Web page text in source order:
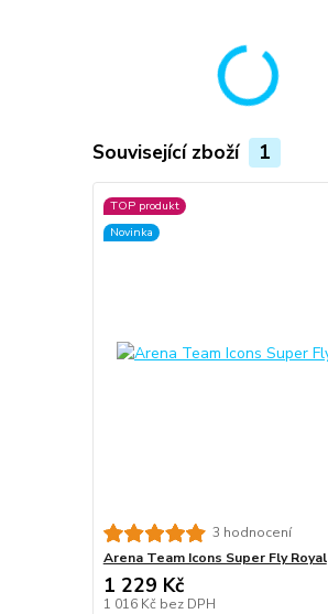
Související zboží 1
TOP produkt
Novinka
3 hodnocení
Arena Team Icons Super Fly Royal
1 229 Kč
1 016 Kč bez DPH